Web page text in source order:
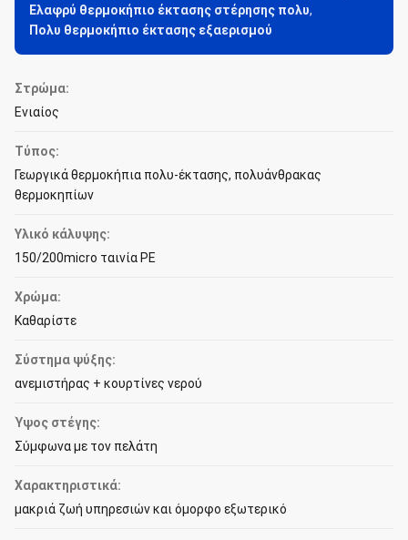
Ελαφρύ θερμοκήπιο έκτασης στέρησης πολυ,
Πολυ θερμοκήπιο έκτασης εξαερισμού
Στρώμα:
Ενιαίος
Τύπος:
Γεωργικά θερμοκήπια πολυ-έκτασης, πολυάνθρακας
θερμοκηπίων
Υλικό κάλυψης:
150/200micro ταινία PE
Χρώμα:
Καθαρίστε
Σύστημα ψύξης:
ανεμιστήρας + κουρτίνες νερού
Ύψος στέγης:
Σύμφωνα με τον πελάτη
Χαρακτηριστικά:
μακριά ζωή υπηρεσιών και όμορφο εξωτερικό